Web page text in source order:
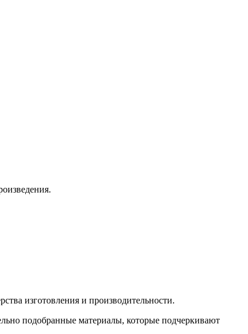
изготовления и производительности.
подобранные материалы, которые подчеркивают